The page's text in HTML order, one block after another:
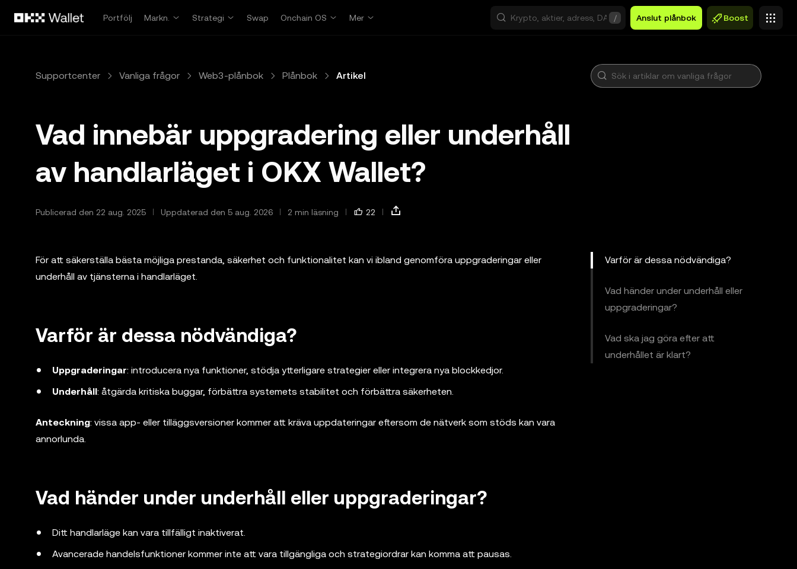
Portfölj
Markn. Strategi Swap Onchain OS Mer / Anslut plånbok Boost
Supportcenter Vanliga frågor Web3-plånbok Plånbok Artikel
Vad innebär uppgradering eller underhåll
av handlarläget i OKX Wallet?
Publicerad den 22 aug. 2025 Uppdaterad den 5 aug. 2026 2 min läsning 22
För att säkerställa bästa möjliga prestanda, säkerhet och funktionalitet kan vi ibland genomföra uppgraderingar eller
underhåll av tjänsterna i handlarläget.
Varför är dessa nödvändiga?
Uppgraderingar: introducera nya funktioner, stödja ytterligare strategier eller integrera nya blockkedjor.
Underhåll: åtgärda kritiska buggar, förbättra systemets stabilitet och förbättra säkerheten.
Anteckning: vissa app- eller tilläggsversioner kommer att kräva uppdateringar eftersom de nätverk som stöds kan vara
annorlunda.
Vad händer under underhåll eller uppgraderingar?
Ditt handlarläge kan vara tillfälligt inaktiverat.
Avancerade handelsfunktioner kommer inte att vara tillgängliga och strategiordrar kan komma att pausas.
Varför är dessa nödvändiga?
Vad händer under underhåll eller
uppgraderingar?
Vad ska jag göra efter att
underhållet är klart?